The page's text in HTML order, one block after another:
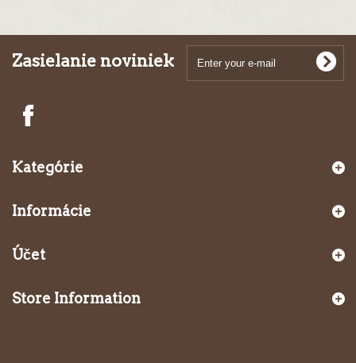
Zasielanie noviniek
Kategórie
Informácie
Účet
Store Information